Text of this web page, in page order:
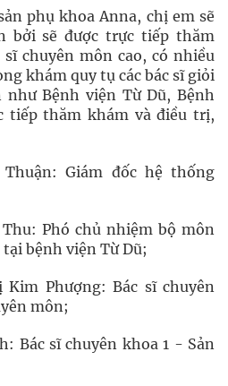
phụ khoa Anna, chị em sẽ
bởi sẽ được trực tiếp thăm
chuyên môn cao, có nhiều
khám quy tụ các bác sĩ giỏi
như Bệnh viện Từ Dũ, Bệnh
tiếp thăm khám và điều trị,
Giám đốc hệ thống
Phó chủ nhiệm bộ môn
bệnh viện Từ Dũ;
Phượng: Bác sĩ chuyên
môn;
Bác sĩ chuyên khoa 1 - Sản